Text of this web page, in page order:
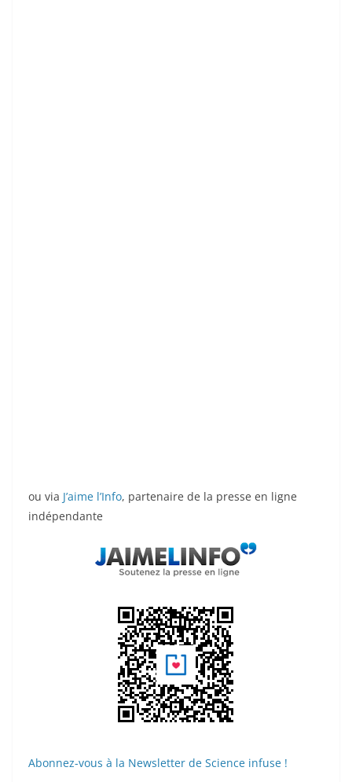
ou via J’aime l’Info, partenaire de la presse en ligne
indépendante
Abonnez-vous à la Newsletter de Science infuse !